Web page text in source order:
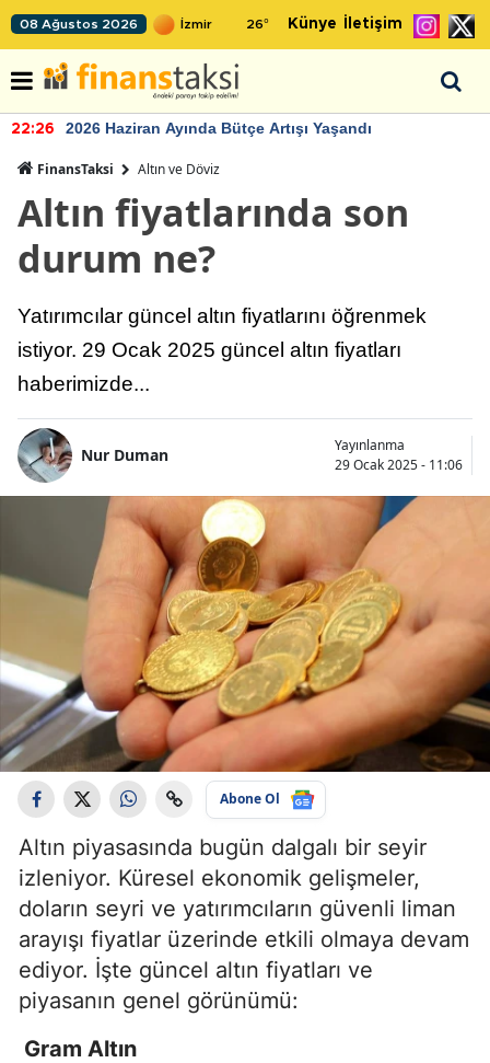
08 Ağustos 2026 26° Künye İletişim
22:26 2026 Haziran Ayında Bütçe Artışı Yaşandı
FinansTaksi Altın ve Döviz
Altın fiyatlarında son
durum ne?
Yatırımcılar güncel altın fiyatlarını öğrenmek
istiyor. 29 Ocak 2025 güncel altın fiyatları
haberimizde...
Nur Duman
Yayınlanma
29 Ocak 2025 - 11:06
Abone Ol
Altın piyasasında bugün dalgalı bir seyir
izleniyor. Küresel ekonomik gelişmeler,
doların seyri ve yatırımcıların güvenli liman
arayışı fiyatlar üzerinde etkili olmaya devam
ediyor. İşte güncel altın fiyatları ve
piyasanın genel görünümü:
Gram Altın